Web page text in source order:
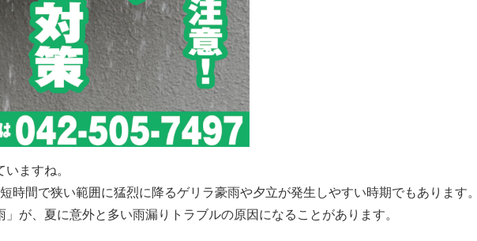
ますね。
時間で狭い範囲に猛烈に降るゲリラ豪雨や夕立が発生しやすい時期でもあります。
が、夏に意外と多い雨漏りトラブルの原因になることがあります。